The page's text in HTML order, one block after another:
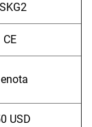
CE
USD